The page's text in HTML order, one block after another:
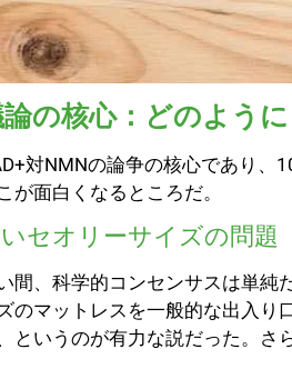
の核心：どのよう
対NMNの論争の核心であり、
が面白くなるところだ。
セオリーサイズの問題
間、科学的コンセンサスは単純
のマットレスを一般的な出入り
というのが有力な説だった。さ